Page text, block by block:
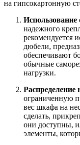
на гипсокартонную
надежного
рекомендуется
дюбели,
обеспечивают
обычные
нагрузки.
Распределение
ограниченную
вес шкафа на
сделать,
они доступны,
элементы,